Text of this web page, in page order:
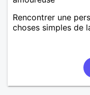
Rencontrer une
choses simples de